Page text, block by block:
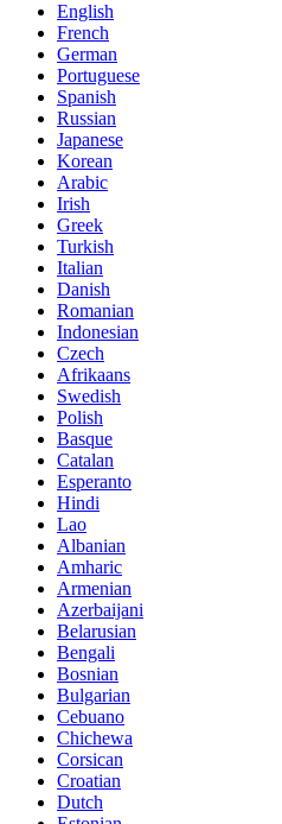
English
French
German
Portuguese
Spanish
Russian
Japanese
Korean
Arabic
Irish
Greek
Turkish
Italian
Danish
Romanian
Indonesian
Czech
Afrikaans
Swedish
Polish
Basque
Catalan
Esperanto
Hindi
Lao
Albanian
Amharic
Armenian
Azerbaijani
Belarusian
Bengali
Bosnian
Bulgarian
Cebuano
Chichewa
Corsican
Croatian
Dutch